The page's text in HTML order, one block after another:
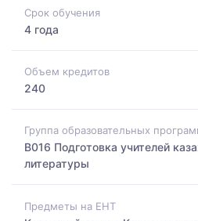
Срок обучения
4 года
Объем кредитов
240
Группа образовательных
B016 Подготовка учителей
литературы
Предметы на ЕНТ